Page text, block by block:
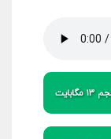
مگابایت